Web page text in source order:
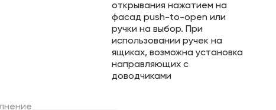
открывания нажатием на
фасад push-to-open или
ручки на выбор. При
использовании ручек на
ящиках, возможна установка
направляющих с
доводчиками